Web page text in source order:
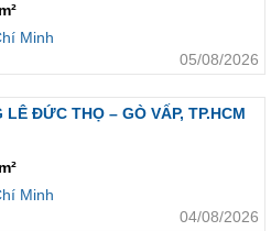
Minh
05/08/2026
ĐỨC THỌ – GÒ VẤP, TP.HCM
Minh
04/08/2026